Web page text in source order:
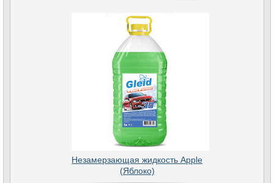
Незамерзающая жидкость Apple
(Яблоко)